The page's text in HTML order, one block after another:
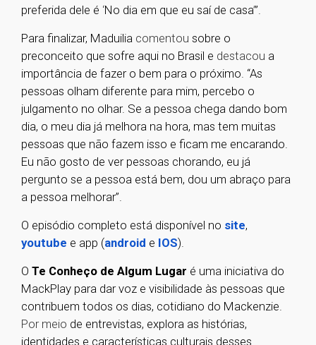
preferida dele é ‘No dia em que eu saí de casa’”.
Para finalizar, Maduilia comentou sobre o
preconceito que sofre aqui no Brasil e destacou a
importância de fazer o bem para o próximo. “As
pessoas olham diferente para mim, percebo o
julgamento no olhar. Se a pessoa chega dando bom
dia, o meu dia já melhora na hora, mas tem muitas
pessoas que não fazem isso e ficam me encarando.
Eu não gosto de ver pessoas chorando, eu já
pergunto se a pessoa está bem, dou um abraço para
a pessoa melhorar”.
O episódio completo está disponível no site,
youtube e app (android e IOS).
O Te Conheço de Algum Lugar é uma iniciativa do
MackPlay para dar voz e visibilidade às pessoas que
contribuem todos os dias, cotidiano do Mackenzie.
Por meio de entrevistas, explora as histórias,
identidades e características culturais desses